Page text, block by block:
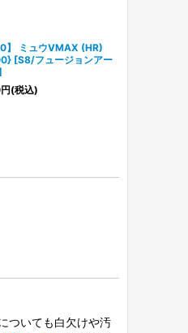
】 ミュウVMAX (HR)
[S8/フュージョンアー
円(税込)
ついても白欠けや汚